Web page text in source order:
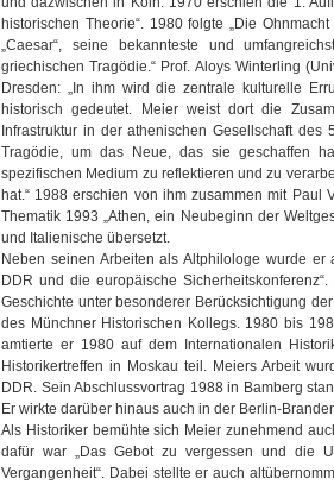
historischen Theorie“. 1980 folgte „Die
„Caesar“, seine bekannteste und
griechischen Tragödie.“ Prof. Aloys Winterling
Dresden: „In ihm wird die zentrale kulturelle
historisch gedeutet. Meier weist dort die
Infrastruktur in der athenischen Gesellschaft
Tragödie, um das Neue, das sie geschaffen
spezifischen Medium zu reflektieren und zu
hat.“ 1988 erschien von ihm zusammen mit Paul
Thematik 1993 „Athen, ein Neubeginn der
und Italienische übersetzt.
Neben seinen Arbeiten als Altphilologe wurde er
DDR und die europäische
Geschichte unter besonderer Berücksichtigung
des Münchner Historischen Kollegs. 1980 bis
amtierte er 1980 auf dem Internationalen
Historikertreffen in Moskau teil. Meiers Arbeit
DDR. Sein Abschlussvortrag 1988 in Bamberg
Er wirkte darüber hinaus auch in der Berlin-
Als Historiker bemühte sich Meier zunehmend
dafür war „Das Gebot zu vergessen und die
Vergangenheit“. Dabei stellte er auch